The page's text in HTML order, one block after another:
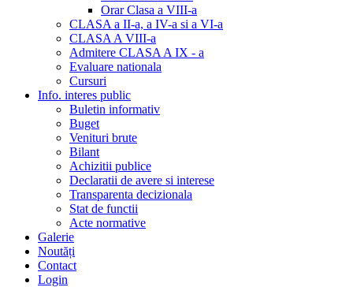
Orar Clasa a VIII-a
CLASA a II-a, a IV-a si a VI-a
CLASA A VIII-a
Admitere CLASA A IX - a
Evaluare nationala
Cursuri
Info. interes public
Buletin informativ
Buget
Venituri brute
Bilant
Achizitii publice
Declaratii de avere si interese
Transparenta decizionala
Stat de functii
Acte normative
Galerie
Noutăți
Contact
Login